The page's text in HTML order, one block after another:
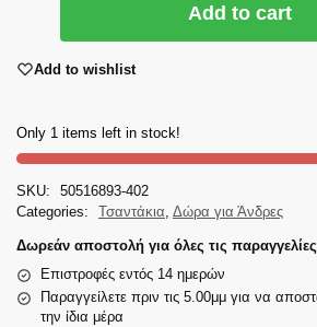
Add to cart
Add to wishlist
Only 1 items left in stock!
SKU:
50516893-402
Categories:
Τσαντάκια, Δώρα για Άνδρες
Δωρεάν αποστολή για όλες τις παραγγελίες
Επιστροφές εντός 14 ημερών
Παραγγείλετε πριν τις 5.00μμ για να
την ίδια μέρα